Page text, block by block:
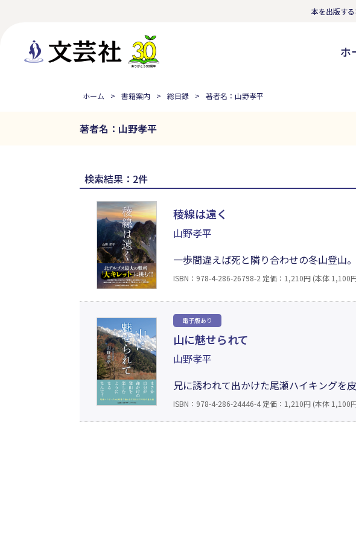
本を出版す
ホ
ホーム 書籍案内 総目録 著者名：山野孝平
著者名：山野孝平
検索結果：2件
稜線は遠く
山野孝平
一歩間違えば死と隣り合わせの冬山登山
スリリングだ。読むうちに、冬山登山の
ISBN：978-4-286-26798-2 定価：1,210円 (本体 1,100
電子版あり
山に魅せられて
山野孝平
兄に誘われて出かけた尾瀬ハイキングを
の低山歩きを繰り返して一人で挑んだ唐
ろした北穂高岳。そして命懸けの挑戦と
ISBN：978-4-286-24446-4 定価：1,210円 (本体 1,100